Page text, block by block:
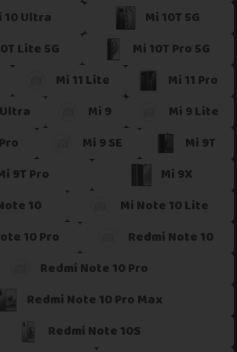
pas une offre correspondant aux
nous contacter.
10 Ultra
Mi 10T 5G
Lite 5G
Mi 10T Pro 5G
Mi 11 Lite
Mi 11 Pro
Mi 9
Mi 9 Lite
Mi 9 SE
Mi 9T
9T Pro
Mi 9X
10
Mi Note 10 Lite
10 Pro
Redmi Note 10
Redmi Note 10 Pro
Redmi Note 10 Pro Max
Redmi Note 10S